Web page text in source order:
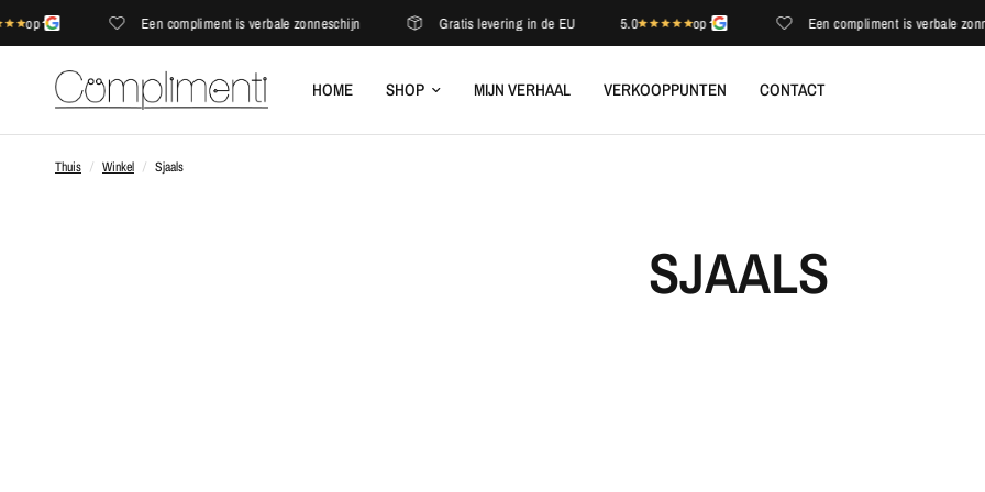
op Een compliment is verbale zonneschijn Gratis levering in de EU 5.0 op Een compliment is verbale
HOME SHOP MIJN VERHAAL VERKOOPPUNTEN CONTACT
Thuis / Winkel / Sjaals
SJAALS